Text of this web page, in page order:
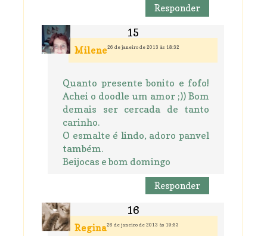
Responder
Milene26 de janeiro de 2013 às 18:32
Quanto presente bonito e fofo!
Achei o doodle um amor ;)) Bom
demais ser cercada de tanto
carinho.
O esmalte é lindo, adoro panvel
também.
Beijocas e bom domingo
Responder
Regina26 de janeiro de 2013 às 19:53